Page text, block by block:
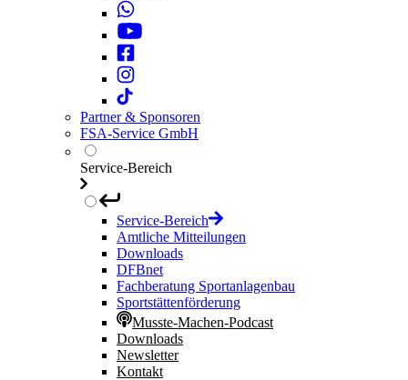
Partner & Sponsoren
FSA-Service GmbH
Service-Bereich
Service-Bereich
Amtliche Mitteilungen
Downloads
DFBnet
Fachberatung Sportanlagenbau
Sportstättenförderung
Musste-Machen-Podcast
Downloads
Newsletter
Kontakt